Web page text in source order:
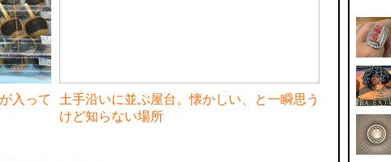
入って
土手沿いに並ぶ屋台。懐かしい、と一瞬思う
けど知らない場所